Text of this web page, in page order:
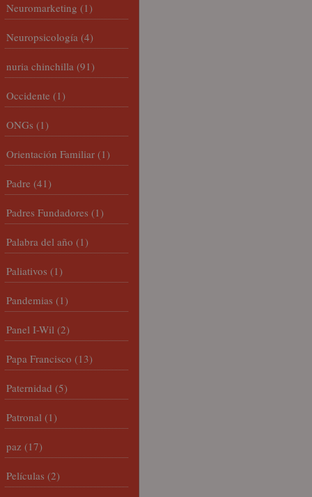
Neuromarketing (1)
Neuropsicología (4)
nuria chinchilla (91)
Occidente (1)
ONGs (1)
Orientación Familiar (1)
Padre (41)
Padres Fundadores (1)
Palabra del año (1)
Paliativos (1)
Pandemias (1)
Panel I-Wil (2)
Papa Francisco (13)
Paternidad (5)
Patronal (1)
paz (17)
Películas (2)